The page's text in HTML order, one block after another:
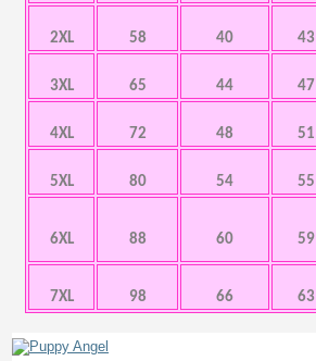
2XL 58 40 43
3XL 65 44 47
4XL 72 48 51
5XL 80 54 55
6XL 88 60 59
7XL 98 66 63